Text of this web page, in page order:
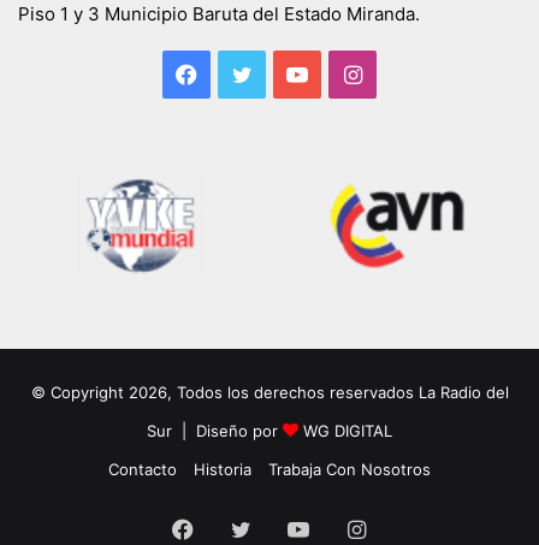
Piso 1 y 3 Municipio Baruta del Estado Miranda.
Facebook
TwitterYouTubeInstagram
© Copyright 2026, Todos los derechos reservados La Radio del
Sur | Diseño por
WG DIGITAL
Contacto
Historia Trabaja Con Nosotros
Facebook
TwitterYouTubeInstagram